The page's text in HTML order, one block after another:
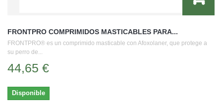
FRONTPRO COMPRIMIDOS MASTICABLES PARA...
FRONTPRO® es un comprimido masticable con Afoxolaner, que protege a
su perro de...
44,65 €
Disponible